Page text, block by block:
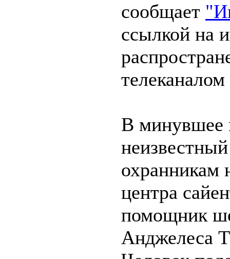
сообщает
ссылкой на
В минувшее
охранникам
центра
помощник
Анджелеса